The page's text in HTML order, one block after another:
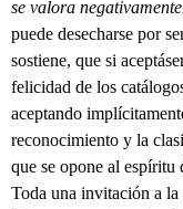
se valora
puede desecharse por
sostiene, que si
felicidad de los
aceptando
reconocimiento y la
que se opone al
Toda una invitación a